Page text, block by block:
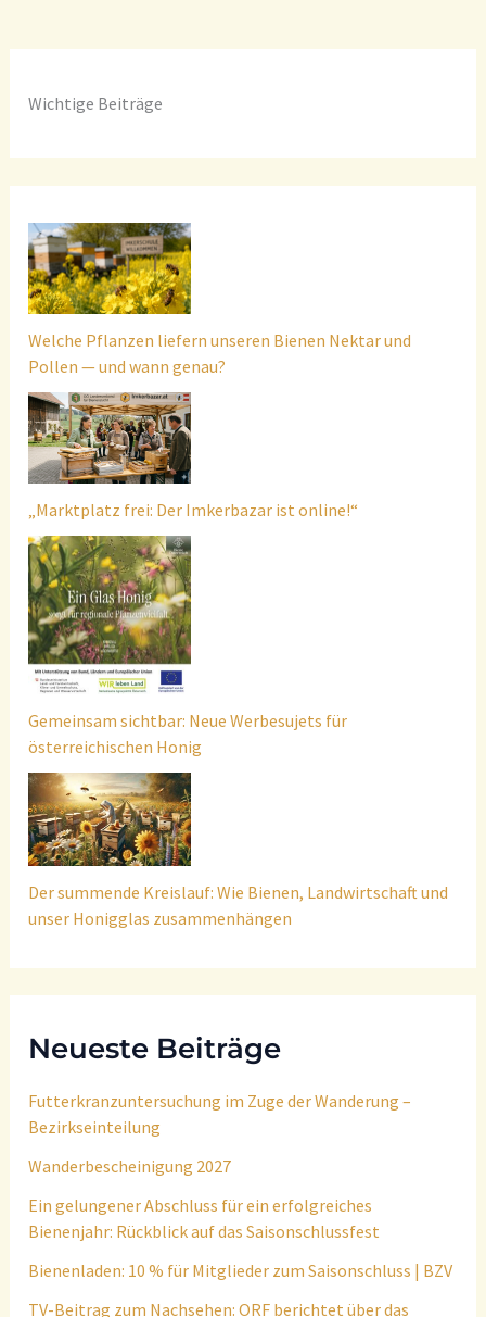
Wichtige Beiträge
Welche Pflanzen liefern unseren Bienen Nektar und
Pollen — und wann genau?
„Marktplatz frei: Der Imkerbazar ist online!“
Gemeinsam sichtbar: Neue Werbesujets für
österreichischen Honig
Der summende Kreislauf: Wie Bienen, Landwirtschaft und
unser Honigglas zusammenhängen
Neueste Beiträge
Futterkranzuntersuchung im Zuge der Wanderung –
Bezirkseinteilung
Wanderbescheinigung 2027
Ein gelungener Abschluss für ein erfolgreiches
Bienenjahr: Rückblick auf das Saisonschlussfest
Bienenladen: 10 % für Mitglieder zum Saisonschluss | BZV
TV-Beitrag zum Nachsehen: ORF berichtet über das